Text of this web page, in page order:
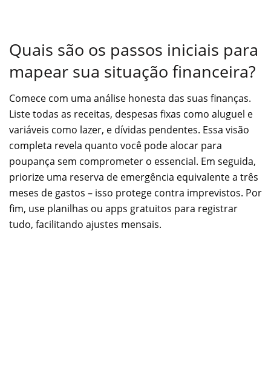
Quais são os passos iniciais para
mapear sua situação financeira?
Comece com uma análise honesta das suas finanças.
Liste todas as receitas, despesas fixas como aluguel e
variáveis como lazer, e dívidas pendentes. Essa visão
completa revela quanto você pode alocar para
poupança sem comprometer o essencial. Em seguida,
priorize uma reserva de emergência equivalente a três
meses de gastos – isso protege contra imprevistos. Por
fim, use planilhas ou apps gratuitos para registrar
tudo, facilitando ajustes mensais.